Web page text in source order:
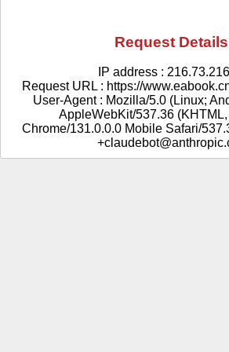
Request
IP address :
Request URL : https://
User-Agent : Mozilla/5.0 (Linux;
AppleWebKit/537.36
Chrome/131.0.0.0 Mobile Safari/